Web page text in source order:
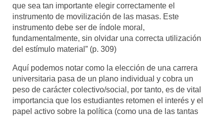
que sea tan importante elegir correctamente el
instrumento de movilización de las masas. Este
instrumento debe ser de índole moral,
fundamentalmente, sin olvidar una correcta utilización
del estímulo material” (p. 309)
Aquí podemos notar como la elección de una carrera
universitaria pasa de un plano individual y cobra un
peso de carácter colectivo/social, por tanto, es de vital
importancia que los estudiantes retomen el interés y el
papel activo sobre la política (como una de las tantas